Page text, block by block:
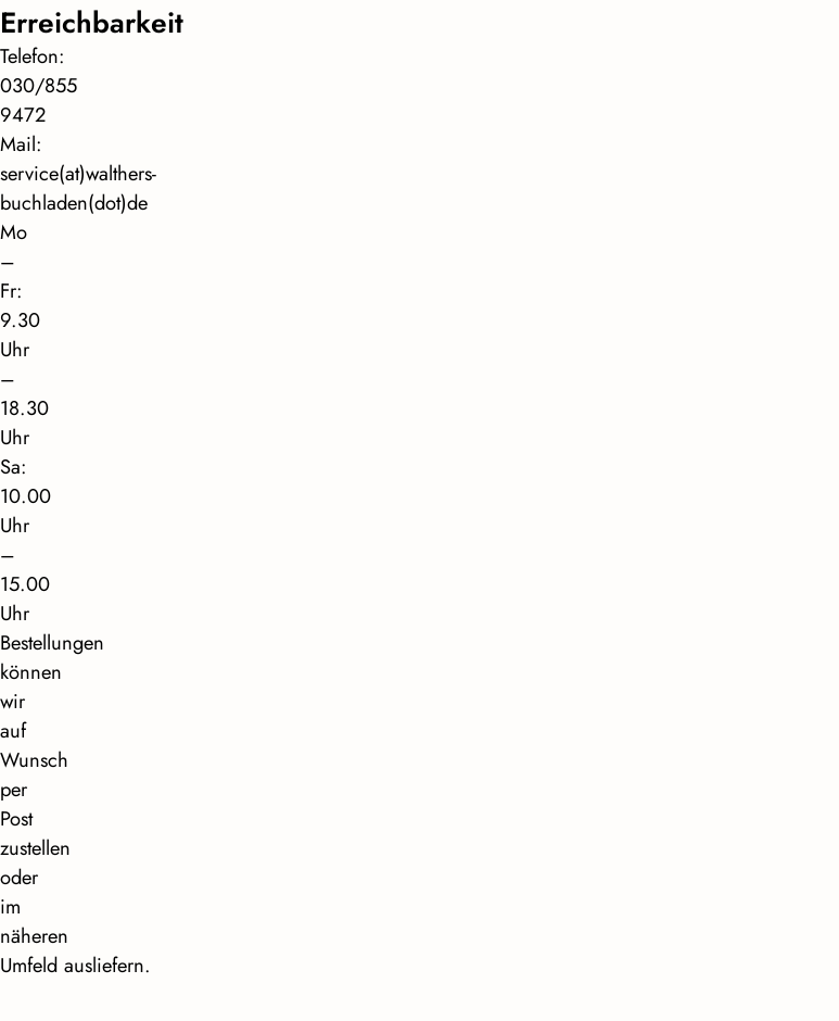
Erreichbarkeit
Telefon:
030/855
9472
Mail:
service(at)walthers-
buchladen(dot)de
Mo
–
Fr:
9.30
Uhr
–
18.30
Uhr
Sa:
10.00
Uhr
–
15.00
Uhr
Bestellungen
können
wir
auf
Wunsch
per
Post
zustellen
oder
im
näheren
Umfeld ausliefern.